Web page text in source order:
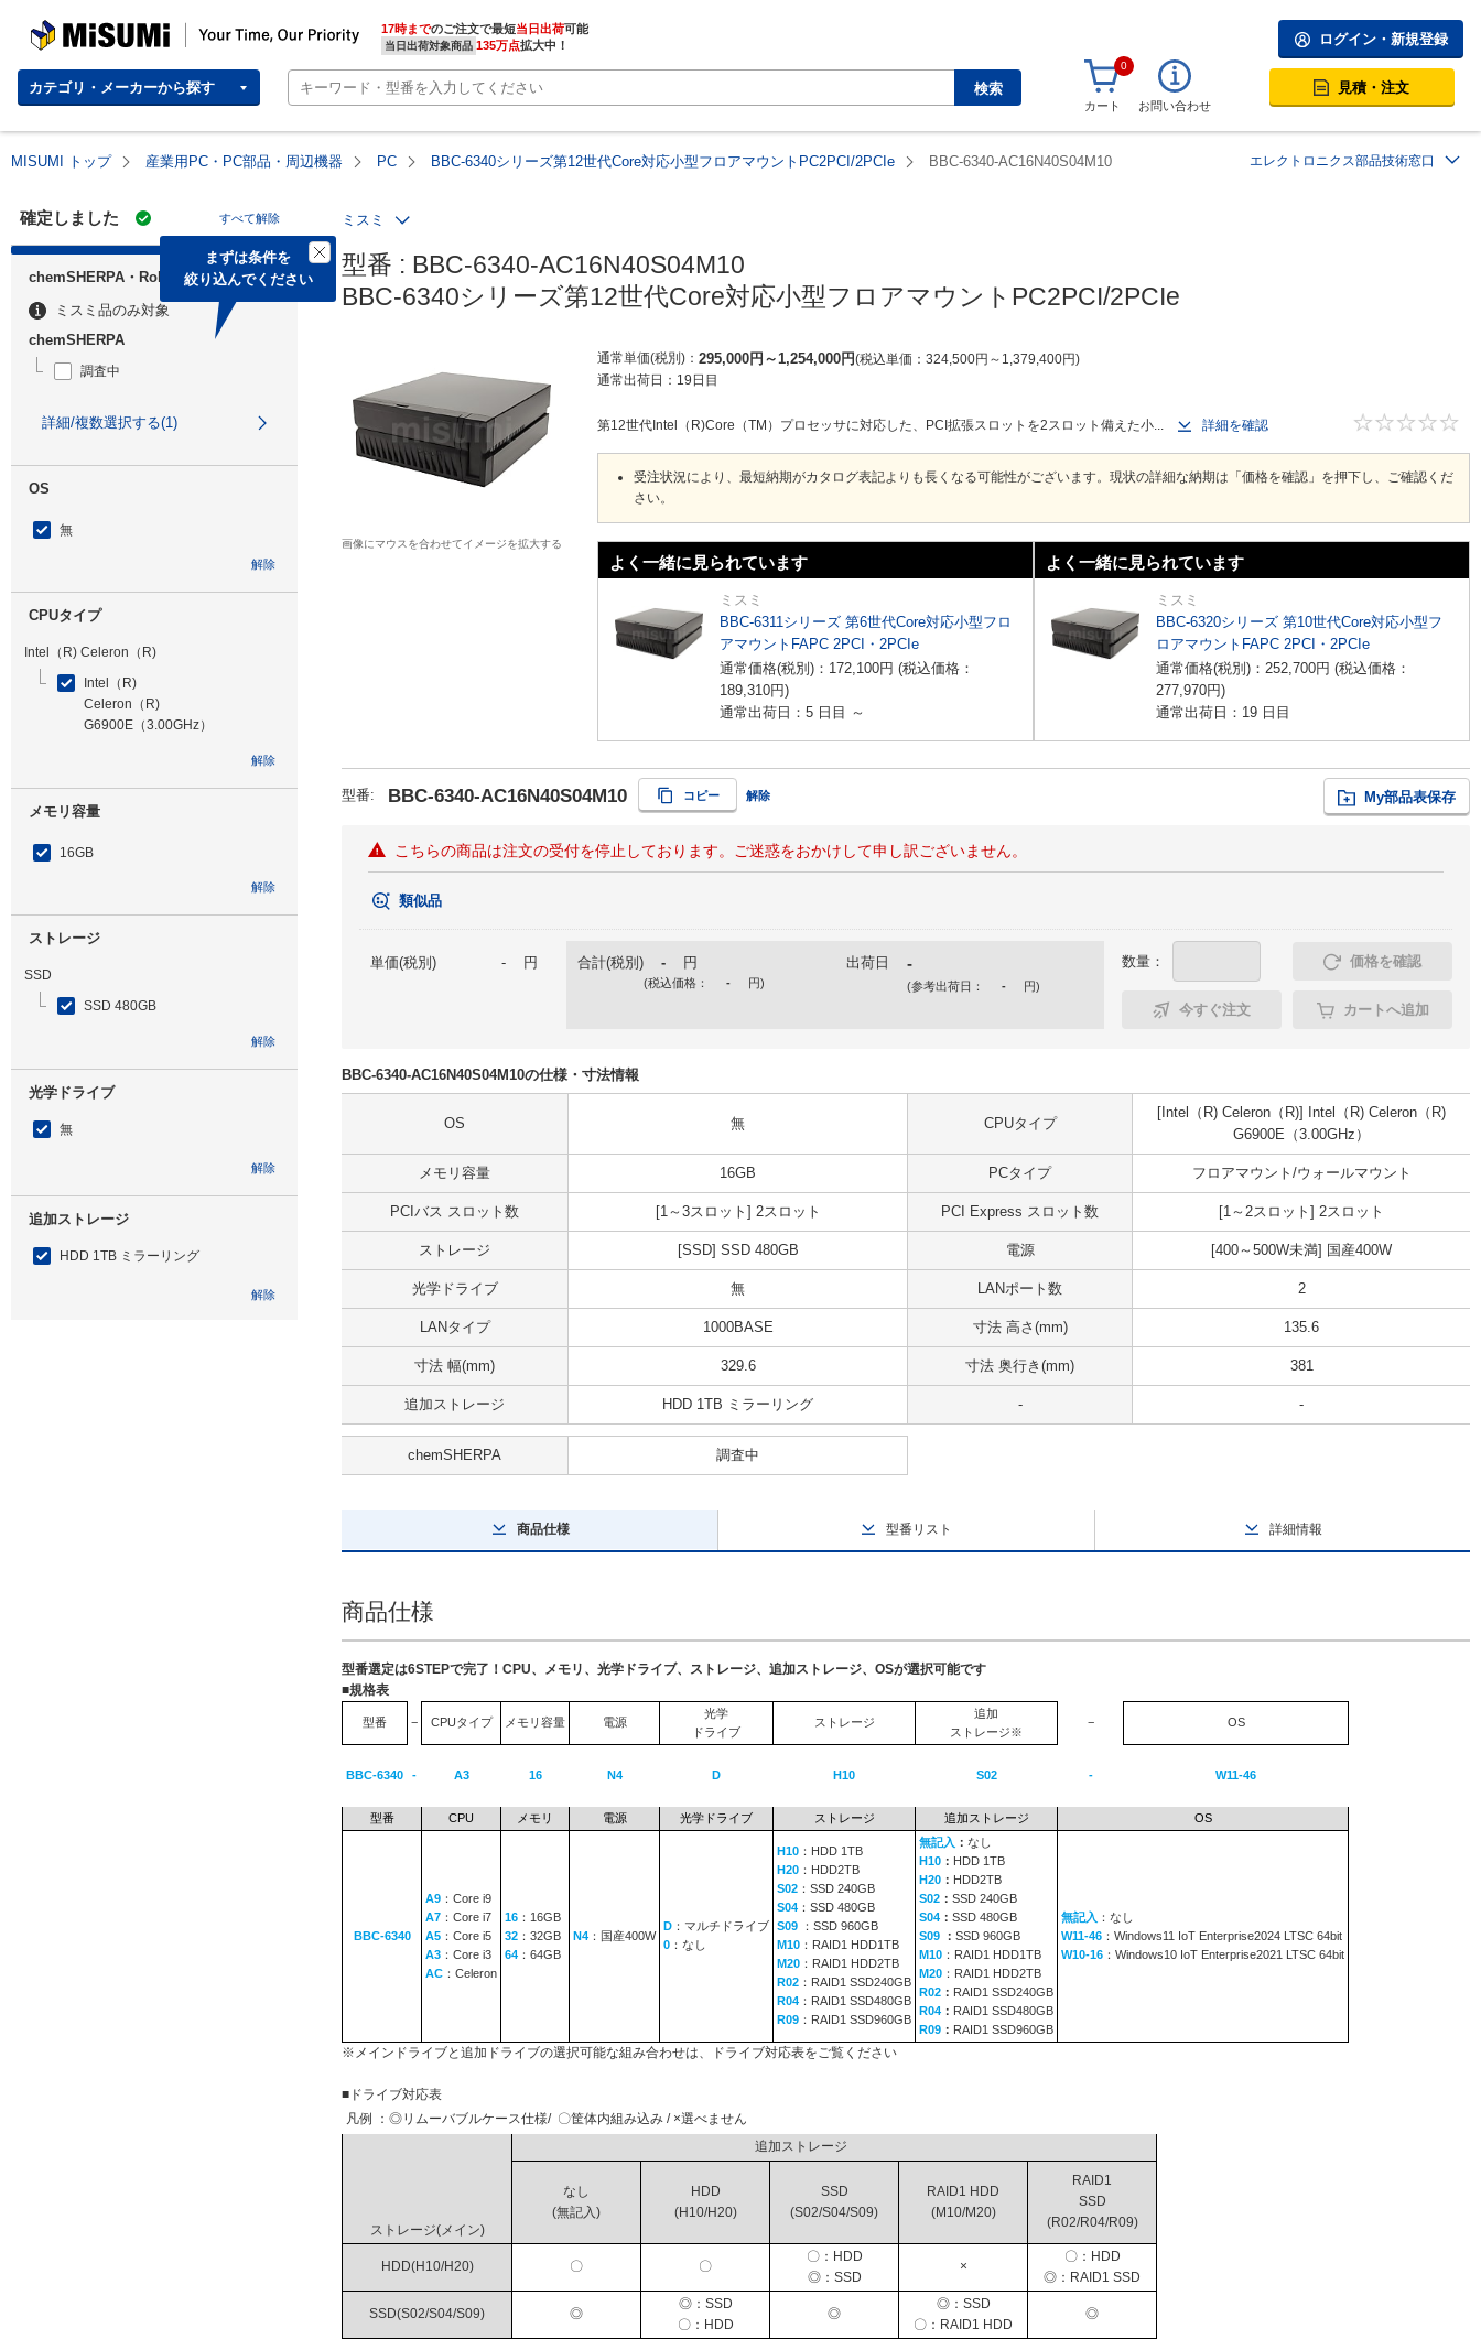
MISUMI | Your Time, Our Priority 17時までのご注文で最短当日出荷
当日出荷対象商品 135万点拡大中！
カテゴリ・メーカーから探す 検索
ログイン・新規登録
0
カート お問い合わせ
見積・注文
MISUMI トップ 産業用PC・PC部品・周辺機器 PC BBC-6340シリーズ第12世代Core対応小型フロアマウントPC2PCI/2PCIe BBC-6340-AC16N40S04M10 エレクトロニクス部品技術窓口
確定しました すべて解除
まずは条件を
絞り込んでください
chemSHERPA・RoHS
ミスミ品のみ対象
chemSHERPA
調査中
詳細/複数選択する(1)
OS
無
解除
CPUタイプ
Intel（R) Celeron（R)
Intel（R)
Celeron（R)
G6900E（3.00GHz）
解除
メモリ容量
16GB
解除
ストレージ
SSD
SSD 480GB
解除
光学ドライブ
無
解除
追加ストレージ
HDD 1TB ミラーリング
解除
ミスミ
型番 : BBC-6340-AC16N40S04M10
BBC-6340シリーズ第12世代Core対応小型フロアマウントPC2PCI/2PCIe
画像にマウスを合わせてイメージを拡大する
通常単価(税別) 295,000円 ～1,254,000円 税込単価 324,500円 ～ 1,379,400円
通常出荷日： 19日目
第12世代Intel（R)Core（TM）プロセッサに対応した、PCI拡張スロットを2スロット備えた小... 詳細を確認
受注状況により、最短納期がカタログ表記よりも長くなる可能性がございます。現状の詳細な納期は「価格を確認」を押下し、ご確認くだ
さい。
よく一緒に見られています
ミスミ
BBC-6311シリーズ 第6世代Core対応小型フロ
アマウントFAPC 2PCI・2PCIe
通常価格(税別)： 172,100円 (税込価格：
189,310円)
通常出荷日：5 日目 ～
よく一緒に見られています
ミスミ
BBC-6320シリーズ 第10世代Core対応小型フ
ロアマウントFAPC 2PCI・2PCIe
通常価格(税別)： 252,700円 (税込価格：
277,970円)
通常出荷日：19 日目
型番: BBC-6340-AC16N40S04M10 コピー 解除 My部品表保存
こちらの商品は注文の受付を停止しております。ご迷惑をおかけして申し訳ございません。
類似品
単価(税別) - 円 合計(税別) - 円
(税込価格： - 円)
出荷日 -
(参考出荷日： - 円)
数量： 価格を確認
今すぐ注文 カートへ追加
BBC-6340-AC16N40S04M10の仕様・寸法情報
OS 無 CPUタイプ
[Intel（R) Celeron（R)] Intel（R) Celeron（R)
G6900E（3.00GHz）
メモリ容量 16GB PCタイプ フロアマウント/ウォールマウント
PCIバス スロット数 [1～3スロット] 2スロット PCI Express スロット数 [1～2スロット] 2スロット
ストレージ [SSD] SSD 480GB 電源 [400～500W未満] 国産400W
光学ドライブ 無 LANポート数 2
LANタイプ 1000BASE 寸法 高さ(mm) 135.6
寸法 幅(mm) 329.6 寸法 奥行き(mm) 381
追加ストレージ HDD 1TB ミラーリング - -
chemSHERPA 調査中
商品仕様 型番リスト 詳細情報
商品仕様
型番選定は6STEPで完了！CPU、メモリ、光学ドライブ、ストレージ、追加ストレージ、OSが選択可能です
■規格表
型番 − CPUタイプ メモリ容量 電源
光学
ドライブ
ストレージ
追加
ストレージ※
− OS
BBC-6340 - A3 16 N4 D H10 S02 - W11-46
型番 CPU メモリ 電源 光学ドライブ ストレージ 追加ストレージ OS
BBC-6340
A9 ：Core i9
A7 ：Core i7
A5 ：Core i5
A3 ：Core i3
AC ：Celeron
16 ：16GB
32 ：32GB
64 ：64GB
N4 ：国産400W
D ：マルチドライブ
0 ：なし
H10 ：HDD 1TB
H20 ：HDD2TB
S02 ：SSD 240GB
S04 ：SSD 480GB
S09
：SSD 960GB
M10 ：RAID1 HDD1TB
M20 ：RAID1 HDD2TB
R02 ：RAID1 SSD240GB
R04 ：RAID1 SSD480GB
R09 ：RAID1 SSD960GB
無記入 ： なし
H10 ： HDD 1TB
H20 ： HDD2TB
S02 ： SSD 240GB
S04 ： SSD 480GB
S09
： SSD 960GB
M10 ：RAID1 HDD1TB
M20 ：RAID1 HDD2TB
R02 ： RAID1 SSD240GB
R04 ： RAID1 SSD480GB
R09 ： RAID1 SSD960GB
無記入 ：なし
W11-46 ：Windows11 IoT Enterprise2024 LTSC 64bit
W10-16 ：Windows10 IoT Enterprise2021 LTSC 64bit
※メインドライブと追加ドライブの選択可能な組み合わせは、ドライブ対応表をご覧ください
■ドライブ対応表
凡例 ：◎リムーバブルケース仕様/ 〇筐体内組み込み / ×選べません
ストレージ(メイン)
追加ストレージ
なし
(無記入)
HDD
(H10/H20)
SSD
(S02/S04/S09)
RAID1 HDD
(M10/M20)
RAID1
SSD
(R02/R04/R09)
HDD(H10/H20) 〇 〇
〇：HDD
◎：SSD
×
〇：HDD
◎：RAID1 SSD
SSD(S02/S04/S09) ◎
◎：SSD
〇：HDD
◎
◎：SSD
〇：RAID1 HDD
◎